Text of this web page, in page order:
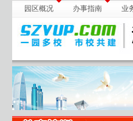
园区概况 办事指南 业